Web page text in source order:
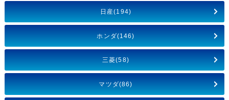
日産(194)
ホンダ(146)
三菱(58)
マツダ(86)